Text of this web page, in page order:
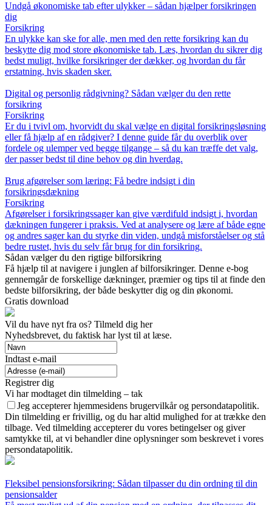
Undgå økonomiske tab efter ulykker – sådan hjælper forsikringen
dig
Forsikring
En ulykke kan ske for alle, men med den rette forsikring kan du
beskytte dig mod store økonomiske tab. Læs, hvordan du sikrer dig
bedst muligt, hvilke forsikringer der dækker, og hvordan du får
erstatning, hvis skaden sker.
Digital og personlig rådgivning? Sådan vælger du den rette
forsikring
Forsikring
Er du i tvivl om, hvorvidt du skal vælge en digital forsikringsløsning
eller få hjælp af en rådgiver? I denne guide får du overblik over
fordele og ulemper ved begge tilgange – så du kan træffe det valg,
der passer bedst til dine behov og din hverdag.
Brug afgørelser som læring: Få bedre indsigt i din
forsikringsdækning
Forsikring
Afgørelser i forsikringssager kan give værdifuld indsigt i, hvordan
dækningen fungerer i praksis. Ved at analysere og lære af både egne
og andres sager kan du styrke din viden, undgå misforståelser og stå
bedre rustet, hvis du selv får brug for din forsikring.
Sådan vælger du den rigtige bilforsikring
Få hjælp til at navigere i junglen af bilforsikringer. Denne e-bog
gennemgår de forskellige dækninger, præmier og tips til at finde den
bedste bilforsikring, der både beskytter dig og din økonomi.
Gratis download
Vil du have nyt fra os? Tilmeld dig her
Nyhedsbrevet, du faktisk har lyst til at læse.
Indtast e-mail
Registrer dig
Vi har modtaget din tilmelding – tak
Jeg accepterer hjemmesidens brugervilkår og persondatapolitik.
Din tilmelding er frivillig, og du har altid mulighed for at trække den
tilbage. Ved tilmelding accepterer du vores betingelser og giver
samtykke til, at vi behandler dine oplysninger som beskrevet i vores
persondatapolitik.
Fleksibel pensionsforsikring: Sådan tilpasser du din ordning til din
pensionsalder